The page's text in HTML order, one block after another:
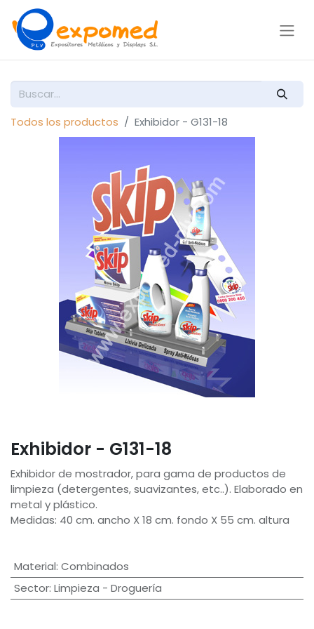
Todos los productos Exhibidor - G131-18
Exhibidor - G131-18
Exhibidor de mostrador, para gama de productos de
limpieza (detergentes, suavizantes, etc..). Elaborado en
metal y plástico.
Medidas: 40 cm. ancho X 18 cm. fondo X 55 cm. altura
Material: Combinados
Sector: Limpieza - Droguería